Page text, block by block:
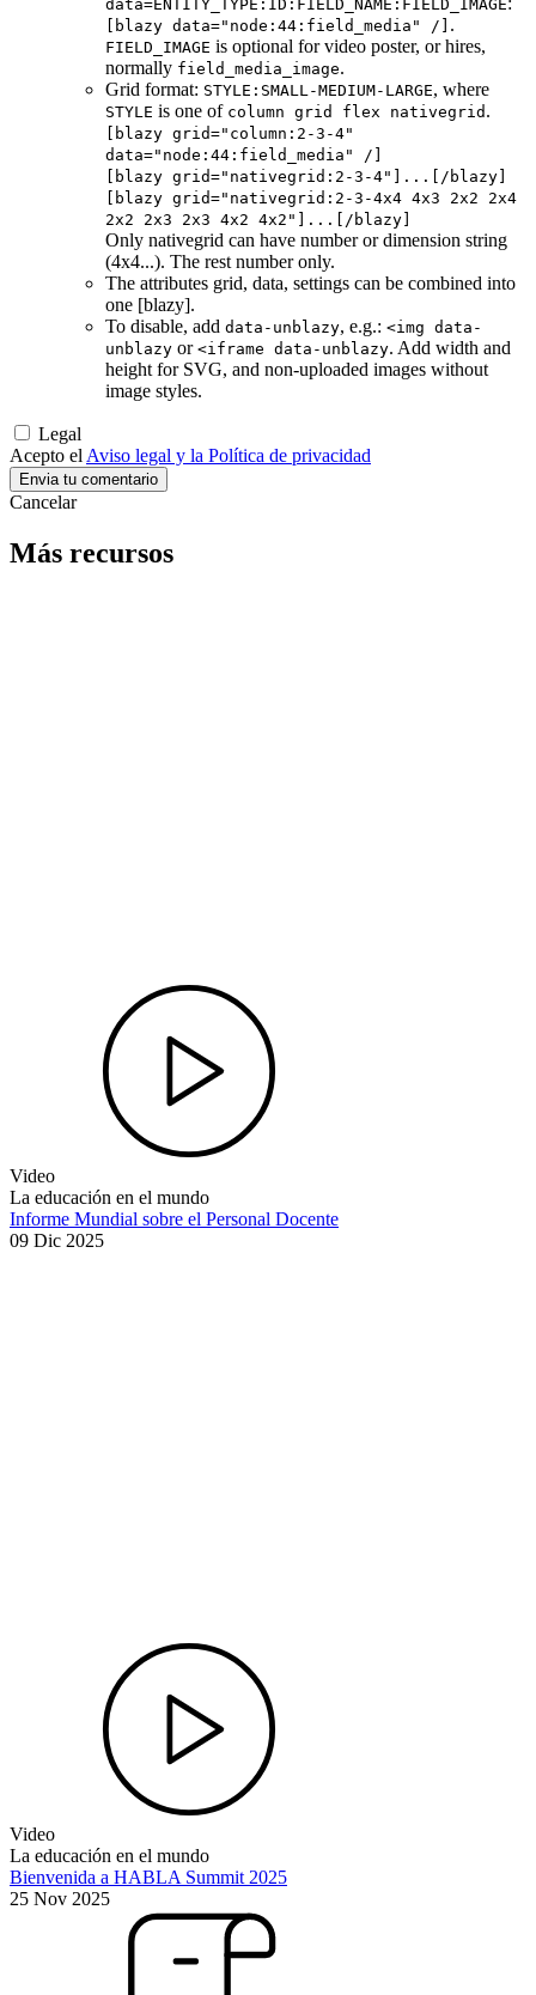
data=ENTITY_TYPE:ID:FIELD_NAME:FIELD_IMAGE
[blazy data="node:44:field_media" /] .
FIELD_IMAGE is optional for video poster, or hires,
normally field_media_image.
Grid format: STYLE:SMALL-MEDIUM-LARGE, where
STYLE is one of column grid flex nativegrid .
[blazy grid="column:2-3-4"
data="node:44:field_media" /]
[blazy grid="nativegrid:2-3-4"]...[/blazy]
[blazy grid="nativegrid:2-3-4x4 4x3 2x2 2x4
2x2 2x3 2x3 4x2 4x2"]...[/blazy]
Only nativegrid can have number or dimension string
(4x4...). The rest number only.
The attributes grid, data, settings can be combined into
one [blazy].
To disable, add data-unblazy, e.g.: <img data-
unblazy or <iframe data-unblazy. Add width and
height for SVG, and non-uploaded images without
image styles.
Legal
Acepto el Aviso legal y la Política de privacidad
Cancelar
Más recursos
Video
La educación en el mundo
Informe Mundial sobre el Personal Docente
09 Dic 2025
Video
La educación en el mundo
Bienvenida a HABLA Summit 2025
25 Nov 2025